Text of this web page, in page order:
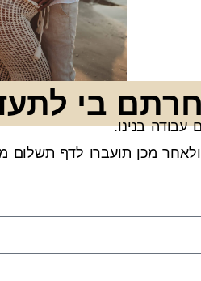
בי
בנינו.
מכן תועברו לדף תשלום